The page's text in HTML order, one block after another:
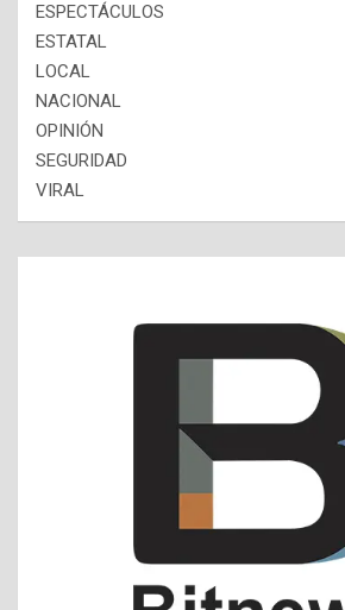
ESPECTÁCULOS
ESTATAL
LOCAL
NACIONAL
OPINIÓN
SEGURIDAD
VIRAL